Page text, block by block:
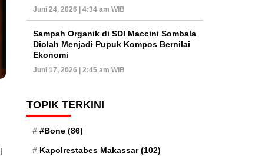
Juni 24, 2026 | 4:34 am WIB
Sampah Organik di SDI Maccini Sombala
Diolah Menjadi Pupuk Kompos Bernilai
Ekonomi
Juni 17, 2026 | 2:45 am WIB
TOPIK TERKINI
#Bone (86)
Kapolrestabes Makassar(102)